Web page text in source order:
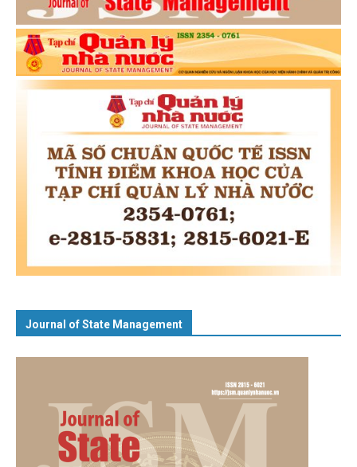
Journal of State Management